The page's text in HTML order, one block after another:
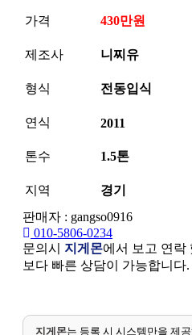
가격 430만원
제조사 니찌유
형식 전동입식
연식 2011
톤수 1.5톤
지역
경기
판매자 : gangso0916
010-5806-0234
문의시 지게몬에서 보고 연락
보다 빠른 상담이 가능합니다.
지게몬는 등록 시 시스템만을 제공